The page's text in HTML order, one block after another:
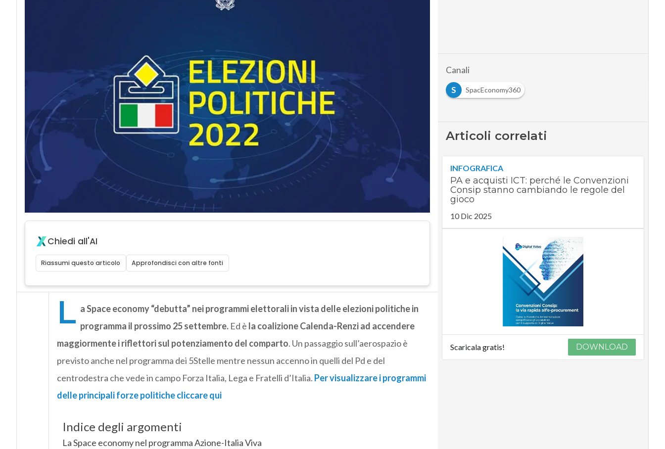
Chiedi all'AI
Riassumi questo articolo Approfondisci con altre fonti
L a Space economy “debutta” nei programmi elettorali in vista delle elezioni politiche in
programma il prossimo 25 settembre.Ed è la coalizione Calenda-Renzi ad accendere
maggiormente i riflettori sul potenziamento del comparto. Un passaggio sull’aerospazio è
previsto anche nel programma dei 5Stelle mentre nessun accenno in quelli del Pd e del
centrodestra che vede in campo Forza Italia, Lega e Fratelli d’Italia. Per visualizzare i programmi
delle principali forze politiche cliccare qui
Indice degli argomenti
La Space economy nel programma Azione-Italia Viva
Canali
S
SpacEconomy360
Articoli correlati
INFOGRAFICA
PA e acquisti ICT: perché le Convenzioni
Consip stanno cambiando le regole del
gioco
10 Dic 2025
Scaricala gratis! DOWNLOAD